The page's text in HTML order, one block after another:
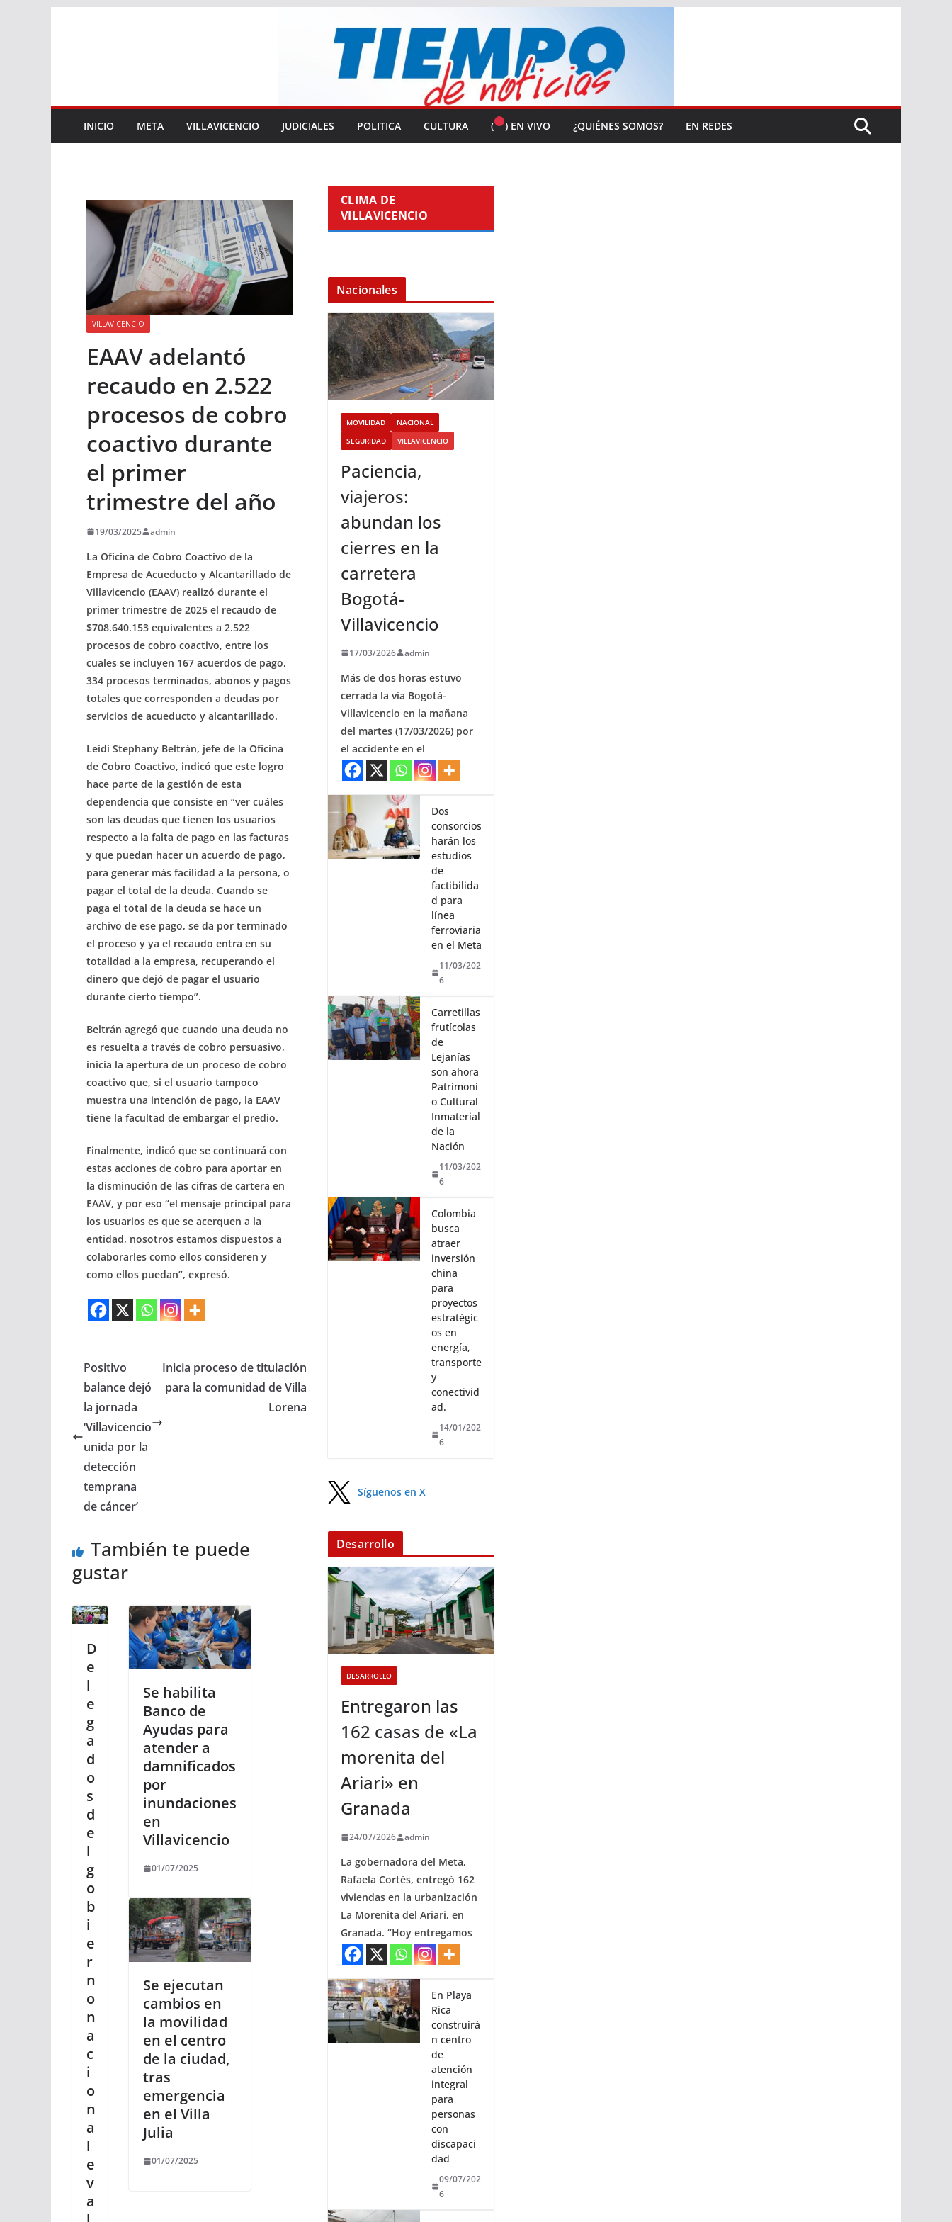
INICIO META VILLAVICENCIO JUDICIALES POLITICA CULTURA ( ) EN VIVO ¿QUIÉNES SOMOS? EN REDES
VILLAVICENCIO
EAAV adelantó
recaudo en 2.522
procesos de cobro
coactivo durante
el primer
trimestre del año
19/03/2025 admin
La Oficina de Cobro Coactivo de la
Empresa de Acueducto y Alcantarillado de
Villavicencio (EAAV) realizó durante el
primer trimestre de 2025 el recaudo de
$708.640.153 equivalentes a 2.522
procesos de cobro coactivo, entre los
cuales se incluyen 167 acuerdos de pago,
334 procesos terminados, abonos y pagos
totales que corresponden a deudas por
servicios de acueducto y alcantarillado.
Leidi Stephany Beltrán, jefe de la Oficina
de Cobro Coactivo, indicó que este logro
hace parte de la gestión de esta
dependencia que consiste en “ver cuáles
son las deudas que tienen los usuarios
respecto a la falta de pago en las facturas
y que puedan hacer un acuerdo de pago,
para generar más facilidad a la persona, o
pagar el total de la deuda. Cuando se
paga el total de la deuda se hace un
archivo de ese pago, se da por terminado
el proceso y ya el recaudo entra en su
totalidad a la empresa, recuperando el
dinero que dejó de pagar el usuario
durante cierto tiempo”.
Beltrán agregó que cuando una deuda no
es resuelta a través de cobro persuasivo,
inicia la apertura de un proceso de cobro
coactivo que, si el usuario tampoco
muestra una intención de pago, la EAAV
tiene la facultad de embargar el predio.
Finalmente, indicó que se continuará con
estas acciones de cobro para aportar en
la disminución de las cifras de cartera en
EAAV, y por eso “el mensaje principal para
los usuarios es que se acerquen a la
entidad, nosotros estamos dispuestos a
colaborarles como ellos consideren y
como ellos puedan”, expresó.
Positivo
balance dejó
la jornada
‘Villavicencio
unida por la
detección
temprana
de cáncer’
Inicia proceso de titulación
para la comunidad de Villa
Lorena
También te puede
gustar
D
e
l
e
g
a
d
o
s
d
e
l
g
o
b
i
e
r
n
o
n
a
c
i
o
n
a
l
e
v
a
Se habilita
Banco de
Ayudas para
atender a
damnificados
por
inundaciones
en
Villavicencio
01/07/2025
Se ejecutan
cambios en
la movilidad
en el centro
de la ciudad,
tras
emergencia
en el Villa
Julia
01/07/2025
CLIMA DE
VILLAVICENCIO
Nacionales
MOVILIDAD
NACIONAL
SEGURIDAD
VILLAVICENCIO
Paciencia,
viajeros:
abundan los
cierres en la
carretera
Bogotá-
Villavicencio
17/03/2026 admin
Más de dos horas estuvo
cerrada la vía Bogotá-
Villavicencio en la mañana
del martes (17/03/2026) por
el accidente en el
Dos
consorcios
harán los
estudios
de
factibilida
d para
línea
ferroviaria
en el Meta
11/03/202
6
Carretillas
frutícolas
de
Lejanías
son ahora
Patrimoni
o Cultural
Inmaterial
de la
Nación
11/03/202
6
Colombia
busca
atraer
inversión
china
para
proyectos
estratégic
os en
energía,
transporte
y
conectivid
ad.
14/01/202
6
Síguenos en X
Desarrollo
DESARROLLO
Entregaron las
162 casas de «La
morenita del
Ariari» en
Granada
24/07/2026 admin
La gobernadora del Meta,
Rafaela Cortés, entregó 162
viviendas en la urbanización
La Morenita del Ariari, en
Granada. “Hoy entregamos
En Playa
Rica
construirá
n centro
de
atención
integral
para
personas
con
discapaci
dad
09/07/202
6